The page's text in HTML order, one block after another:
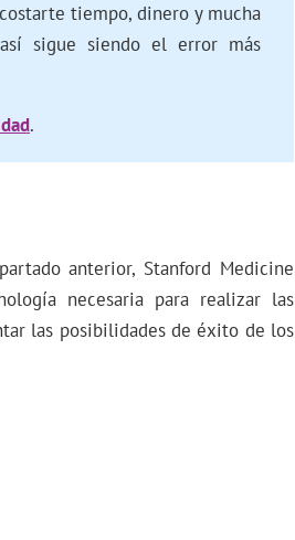
tiempo, dinero y mucha
sigue siendo el error más
.
anterior, Stanford Medicine
necesaria para realizar las
las posibilidades de éxito de los